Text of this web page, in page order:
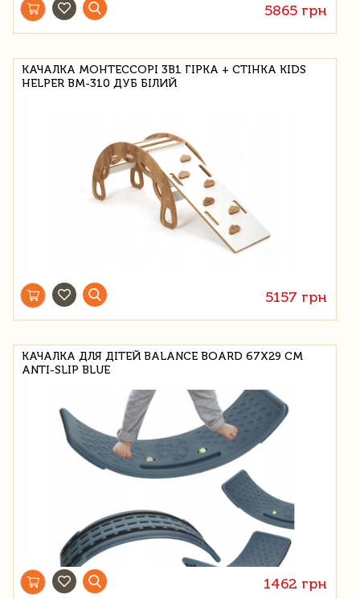
5865 грн
КАЧАЛКА МОНТЕССОРІ 3В1 ГІРКА + СТІНКА KIDS
HELPER BM-310 ДУБ БІЛИЙ
5157 грн
КАЧАЛКА ДЛЯ ДІТЕЙ BALANCE BOARD 67X29 СМ
ANTI-SLIP BLUE
1462 грн